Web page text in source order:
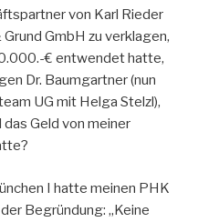
von Karl Rieder
GmbH zu verklagen,
€ entwendet hatte,
Dr. Baumgartner (nun
UG mit Helga Stelzl),
Geld von meiner
I hatte meinen PHK
Begründung: „Keine